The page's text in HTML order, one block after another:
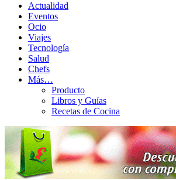
Actualidad
Eventos
Ocio
Viajes
Tecnología
Salud
Chefs
Más…
Producto
Libros y Guías
Recetas de Cocina